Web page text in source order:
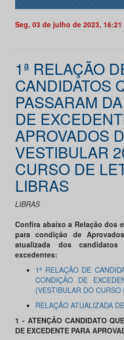
Seg, 03 de julho de 2023, 16:21
1ª RELAÇÃO
CANDIDATOS
PASSARAM
DE
APROVADOS
VESTIBULAR
CURSO DE
LIBRAS
LIBRAS
Confira abaixo a Relação dos
para condição de
atualizada dos
excedentes:
1ª RELAÇÃO DE
CONDIÇÃO DE
(VESTIBULAR DO
RELAÇÃO ATUALIZADA
1 - ATENÇÃO CANDIDATO
DE EXCEDENTE PARA